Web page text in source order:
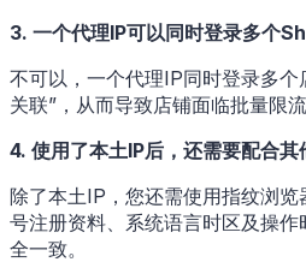
3. 一个代理IP可以同时登录多个
不可以，一个代理IP同时登录多
关联”，从而导致店铺面临批量限
4. 使用了本土IP后，还需要配合其
除了本土IP，您还需使用指纹浏
号注册资料、系统语言时区及操
全一致。